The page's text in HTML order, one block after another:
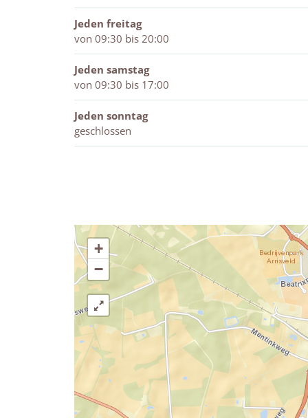
Jeden freitag
von 09:30 bis 20:00
Jeden samstag
von 09:30 bis 17:00
Jeden sonntag
geschlossen
+
−